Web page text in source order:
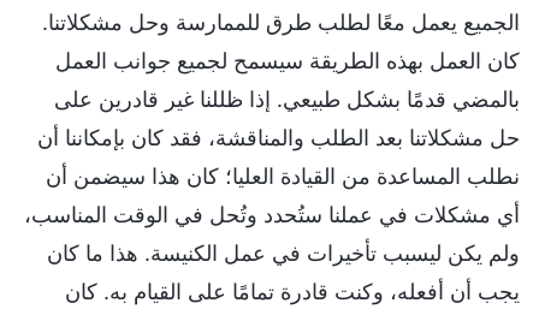
الجميع يعمل معًا لطلب طرق للممارسة وحل مشكلاتنا.
كان العمل بهذه الطريقة سيسمح لجميع جوانب العمل
بالمضي قدمًا بشكل طبيعي. إذا ظللنا غير قادرين على
حل مشكلاتنا بعد الطلب والمناقشة، فقد كان بإمكاننا أن
نطلب المساعدة من القيادة العليا؛ كان هذا سيضمن أن
أي مشكلات في عملنا ستُحدد وتُحل في الوقت المناسب،
ولم يكن ليسبب تأخيرات في عمل الكنيسة. هذا ما كان
يجب أن أفعله، وكنت قادرة تمامًا على القيام به. كان